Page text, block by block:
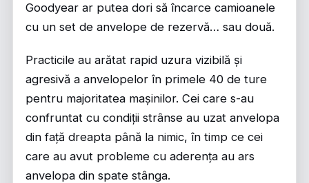
Goodyear ar putea dori să încarce camioanele
cu un set de anvelope de rezervă… sau două.
Practicile au arătat rapid uzura vizibilă și
agresivă a anvelopelor în primele 40 de ture
pentru majoritatea mașinilor. Cei care s-au
confruntat cu condiții strânse au uzat anvelopa
din față dreapta până la nimic, în timp ce cei
care au avut probleme cu aderența au ars
anvelopa din spate stânga.